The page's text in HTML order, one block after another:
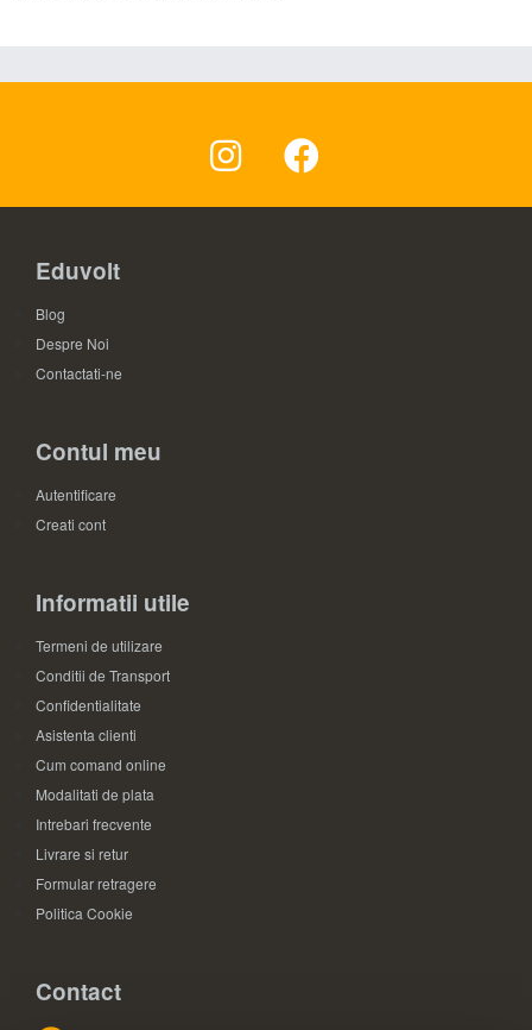
Eduvolt
Blog
Despre Noi
Contactati-ne
Contul meu
Autentificare
Creati cont
Informatii utile
Termeni de utilizare
Conditii de Transport
Confidentialitate
Asistenta clienti
Cum comand online
Modalitati de plata
Intrebari frecvente
Livrare si retur
Formular retragere
Politica Cookie
Contact